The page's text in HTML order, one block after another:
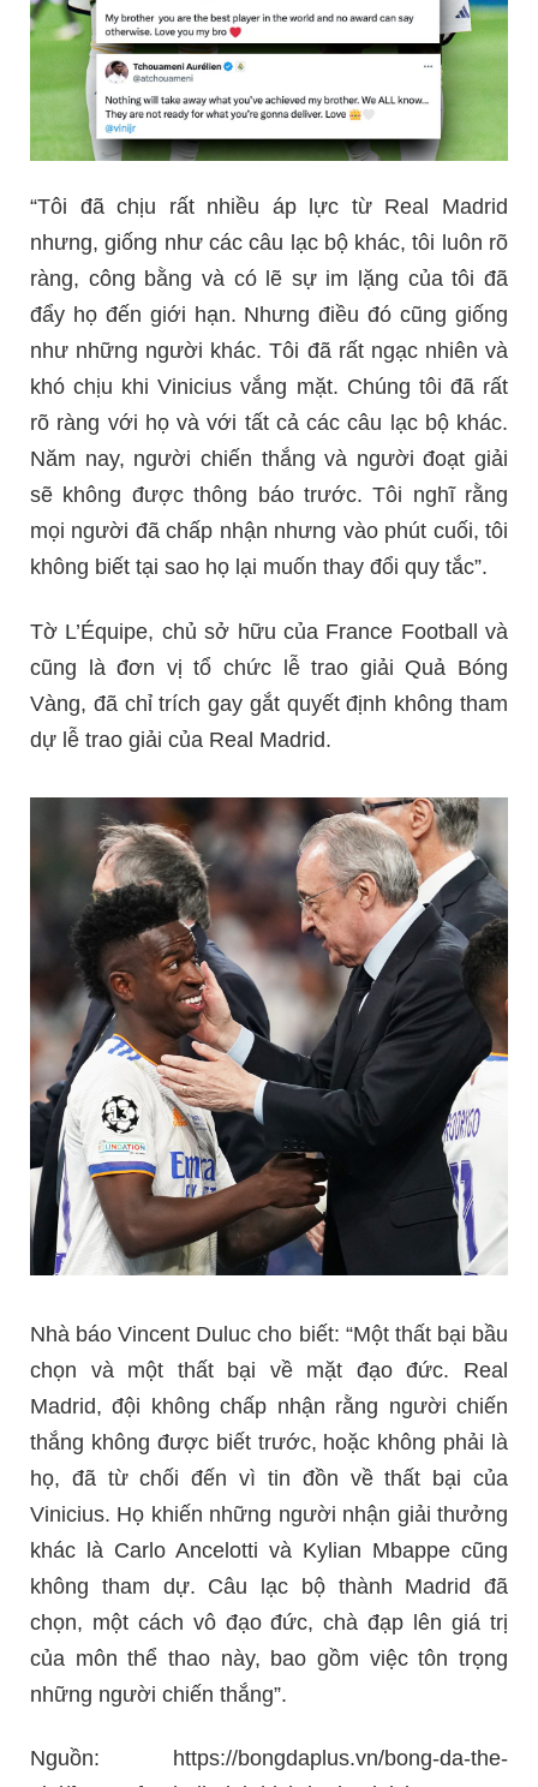
“Tôi đã chịu rất nhiều áp lực từ Real Madrid
nhưng, giống như các câu lạc bộ khác, tôi luôn rõ
ràng, công bằng và có lẽ sự im lặng của tôi đã
đẩy họ đến giới hạn. Nhưng điều đó cũng giống
như những người khác. Tôi đã rất ngạc nhiên và
khó chịu khi Vinicius vắng mặt. Chúng tôi đã rất
rõ ràng với họ và với tất cả các câu lạc bộ khác.
Năm nay, người chiến thắng và người đoạt giải
sẽ không được thông báo trước. Tôi nghĩ rằng
mọi người đã chấp nhận nhưng vào phút cuối, tôi
không biết tại sao họ lại muốn thay đổi quy tắc”.
Tờ L’Équipe, chủ sở hữu của France Football và
cũng là đơn vị tổ chức lễ trao giải Quả Bóng
Vàng, đã chỉ trích gay gắt quyết định không tham
dự lễ trao giải của Real Madrid.
Nhà báo Vincent Duluc cho biết: “Một thất bại bầu
chọn và một thất bại về mặt đạo đức. Real
Madrid, đội không chấp nhận rằng người chiến
thắng không được biết trước, hoặc không phải là
họ, đã từ chối đến vì tin đồn về thất bại của
Vinicius. Họ khiến những người nhận giải thưởng
khác là Carlo Ancelotti và Kylian Mbappe cũng
không tham dự. Câu lạc bộ thành Madrid đã
chọn, một cách vô đạo đức, chà đạp lên giá trị
của môn thể thao này, bao gồm việc tôn trọng
những người chiến thắng”.
Nguồn: https://bongdaplus.vn/bong-da-the-